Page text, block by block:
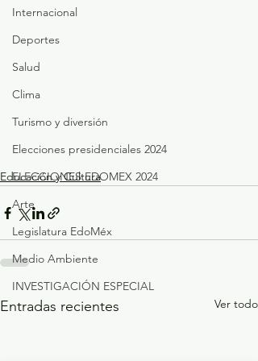
Internacional
Deportes
Salud
Clima
Turismo y diversión
Elecciones presidenciales 2024
ELECCIONES EDOMEX 2024
Arte
Legislatura EdoMéx
Medio Ambiente
INVESTIGACIÓN ESPECIAL
Educación y Cultura
Entradas recientes Ver todo